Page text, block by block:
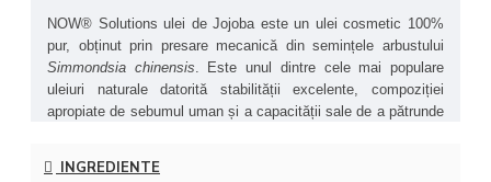
NOW® Solutions ulei de Jojoba este un ulei cosmetic 100%
Simmondsia chinensis . Este unul dintre cele mai populare
uleiuri naturale datorită stabilității excelente, compoziției
apropiate de sebumul uman și a capacității sale de a pătrunde
Uleiul de jojoba este bogat în acizi grași cu lanț lung (inclusiv
INGREDIENTE